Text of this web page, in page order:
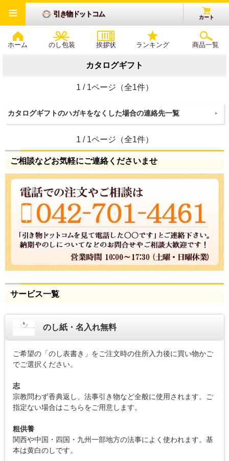
引き物ドットコム カート
ホーム のし包装 挨拶状 ランキング 商品一覧
≡
カタログギフト
1 / 1ページ（全1件）
カタログギフトのハガキをなくした場合の連絡先一覧
1 / 1ページ（全1件）
ご相談などお気軽にご連絡くださいませ
サービス一覧
のし紙・名入れ無料
ご希望の「のし表書き」をご注文時の住所入力後に買い物かご
でご選択ください。
志
宗教問わず香典返し、法事引き物など全般に使用されます。ご
指定ない場合はこちらをご用意します。
粗供養
関西や中国・四国・九州一部地方の法事によく使われます。基
本は黄白のしです。